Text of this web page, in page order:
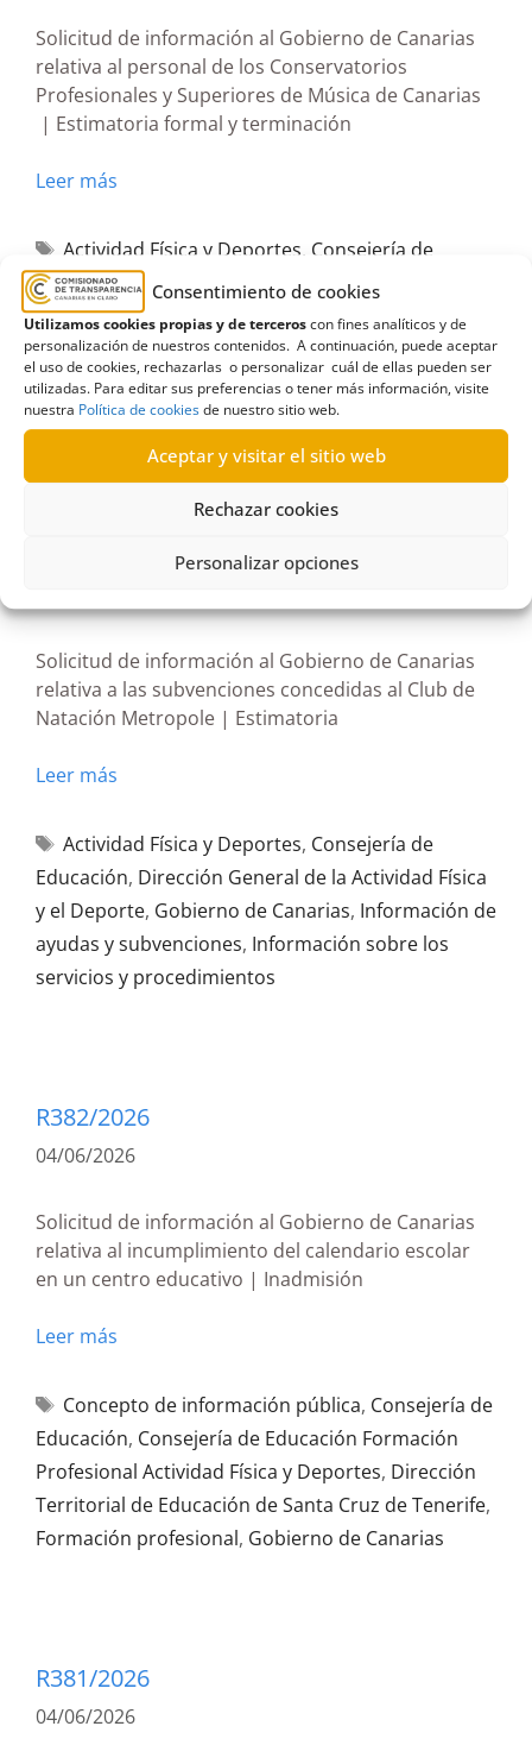
Consentimiento de cookies
Utilizamos cookies propias y de terceroscon fines analíticos y de
personalización de nuestros contenidos. A continuación, puede aceptar
el uso de cookies, rechazarlas o personalizar cuál de ellas pueden ser
utilizadas. Para editar sus preferencias o tener más información, visite
nuestra Política de cookiesde nuestro sitio web.
Aceptar y visitar el sitio web
Rechazar cookies
Personalizar opciones
Solicitud de información al Gobierno de Canarias
relativa al personal de los Conservatorios
Profesionales y Superiores de Música de Canarias
| Estimatoria formal y terminación
Leer más
Actividad Física y Deportes, Consejería de
Educación,Dirección General de la Actividad Física
y el Deporte,Dirección General de Personal y
Formación del Profesorado, Gobierno de Canarias,
Información en materia de empleo en el sector
público
Solicitud de información al Gobierno de Canarias
relativa a las subvenciones concedidas al Club de
Natación Metropole | Estimatoria
Leer más
Actividad Física y Deportes, Consejería de
Educación, Dirección General de la Actividad Física
y el Deporte, Gobierno de Canarias, Información de
ayudas y subvenciones, Información sobre los
servicios y procedimientos
R382/2026
04/06/2026
Solicitud de información al Gobierno de Canarias
relativa al incumplimiento del calendario escolar
en un centro educativo | Inadmisión
Leer más
Concepto de información pública, Consejería de
Educación, Consejería de Educación Formación
Profesional Actividad Física y Deportes, Dirección
Territorial de Educación de Santa Cruz de Tenerife,
Formación profesional, Gobierno de Canarias
R381/2026
04/06/2026